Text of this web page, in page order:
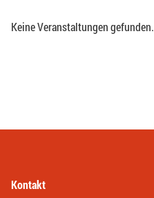
Keine Veranstaltungen gefunden.
Kontakt